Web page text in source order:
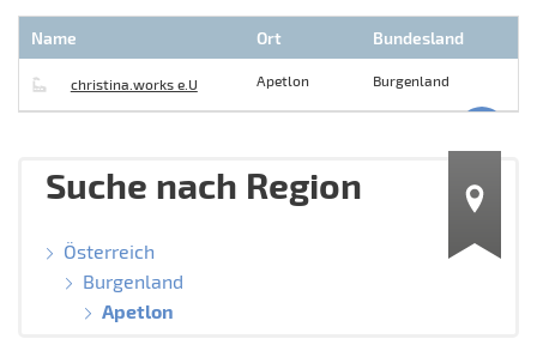
Name Ort Bundesland
christina.works e.U Apetlon Burgenland
Suche nach Region
Österreich
Burgenland
Apetlon